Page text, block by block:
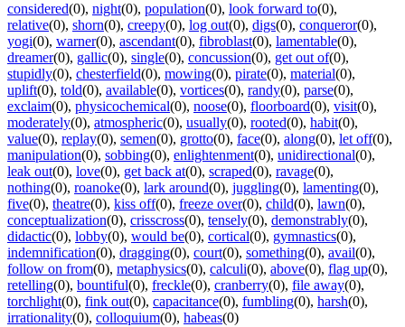
considered(0), night(0), population(0), look forward to(0),
relative(0), shorn(0), creepy(0), log out(0), digs(0), conqueror(0),
yogi(0), warner(0), ascendant(0), fibroblast(0), lamentable(0),
dreamer(0), gallic(0), single(0), concussion(0), get out of(0),
stupidly(0), chesterfield(0), mowing(0), pirate(0), material(0),
uplift(0), told(0), available(0), vortices(0), randy(0), parse(0),
exclaim(0), physicochemical(0), noose(0), floorboard(0), visit(0),
moderately(0), atmospheric(0), usually(0), rooted(0), habit(0),
value(0), replay(0), semen(0), grotto(0), face(0), along(0), let off(0),
manipulation(0), sobbing(0), enlightenment(0), unidirectional(0),
leak out(0), love(0), get back at(0), scraped(0), ravage(0),
nothing(0), roanoke(0), lark around(0), juggling(0), lamenting(0),
five(0), theatre(0), kiss off(0), freeze over(0), child(0), lawn(0),
conceptualization(0), crisscross(0), tensely(0), demonstrably(0),
didactic(0), lobby(0), would be(0), cortical(0), gymnastics(0),
indemnification(0), dragging(0), court(0), something(0), avail(0),
follow on from(0), metaphysics(0), calculi(0), above(0), flag up(0),
retelling(0), bountiful(0), freckle(0), cranberry(0), file away(0),
torchlight(0), fink out(0), capacitance(0), fumbling(0), harsh(0),
irrationality(0), colloquium(0), habeas(0)